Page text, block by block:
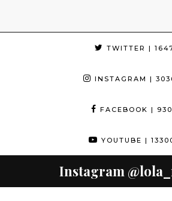
TWITTER |
INSTAGRAM |
FACEBOOK |
YOUTUBE |
Instagram